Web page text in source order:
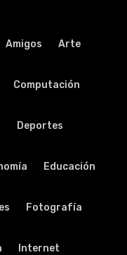
Amigos Arte
Computación
Deportes
Educación
Fotografía
Internet